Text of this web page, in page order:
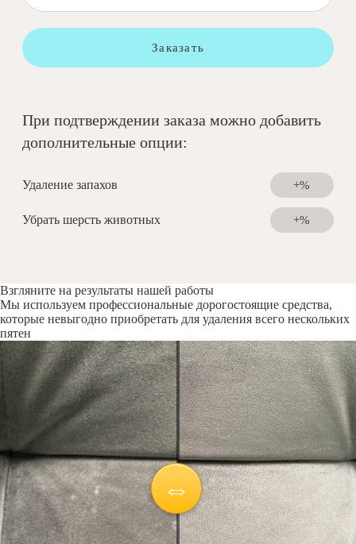
Заказать
При подтверждении заказа можно добавить
дополнительные опции:
Удаление запахов +%
Убрать шерсть животных +%
Взгляните на результаты нашей работы
Мы используем профессиональные дорогостоящие средства,
которые невыгодно приобретать для удаления всего нескольких
пятен